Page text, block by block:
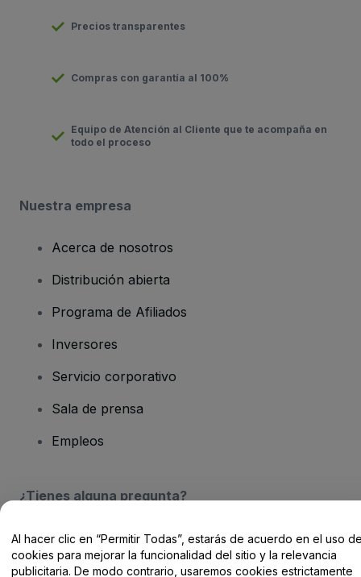
Precios transparentes
Compras con garantía al 100%
Equipo de Atención al Cliente que te acompaña en
todo el proceso
Nuestra empresa
Acerca de nosotros
Distribución abierta
Programa de Afiliados
Inversores
Servicio corporativo
Sala de prensa
Empleos
¿Tienes alguna pregunta?
Centro de Ayuda / Contacto
Al hacer clic en “Permitir Todas”, estarás de acuerdo en el uso
cookies para mejorar la funcionalidad del sitio y la relevancia
publicitaria. De modo contrario, usaremos cookies estrictamente